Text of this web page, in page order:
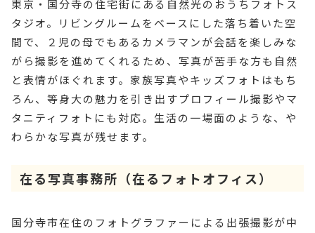
東京・国分寺の住宅街にある自然光のおうちフォトス
タジオ。リビングルームをベースにした落ち着いた空
間で、２児の母でもあるカメラマンが会話を楽しみな
がら撮影を進めてくれるため、写真が苦手な方も自然
と表情がほぐれます。家族写真やキッズフォトはもち
ろん、等身大の魅力を引き出すプロフィール撮影やマ
タニティフォトにも対応。生活の一場面のような、や
わらかな写真が残せます。
在る写真事務所（在るフォトオフィス）
国分寺市在住のフォトグラファーによる出張撮影が中